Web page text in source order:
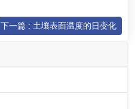
下一篇 : 土壤表面温度的日变化